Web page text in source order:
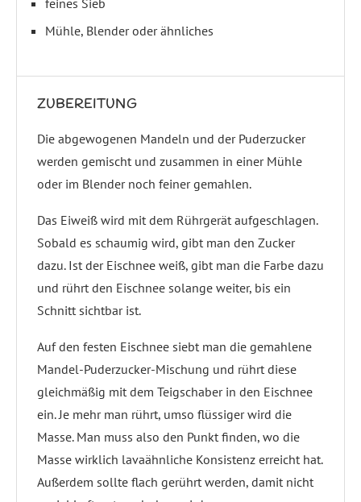
feines Sieb
Mühle, Blender oder ähnliches
ZUBEREITUNG
Die abgewogenen Mandeln und der Puderzucker
werden gemischt und zusammen in einer Mühle
oder im Blender noch feiner gemahlen.
Das Eiweiß wird mit dem Rührgerät aufgeschlagen.
Sobald es schaumig wird, gibt man den Zucker
dazu. Ist der Eischnee weiß, gibt man die Farbe dazu
und rührt den Eischnee solange weiter, bis ein
Schnitt sichtbar ist.
Auf den festen Eischnee siebt man die gemahlene
Mandel-Puderzucker-Mischung und rührt diese
gleichmäßig mit dem Teigschaber in den Eischnee
ein. Je mehr man rührt, umso flüssiger wird die
Masse. Man muss also den Punkt finden, wo die
Masse wirklich lavaähnliche Konsistenz erreicht hat.
Außerdem sollte flach gerührt werden, damit nicht